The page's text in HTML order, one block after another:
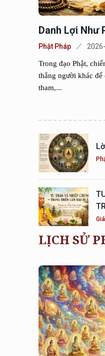
Danh Lợi Như
Phật Pháp
Trong đạo Phật,
thắng người khác
tham,...
LỊCH SỬ